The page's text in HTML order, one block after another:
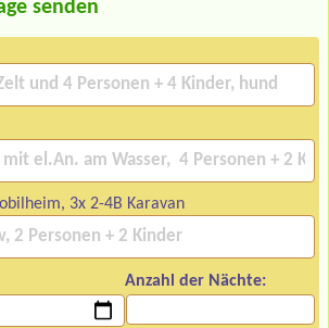
senden
3x 2-4B Karavan
Anzahl der Nächte: